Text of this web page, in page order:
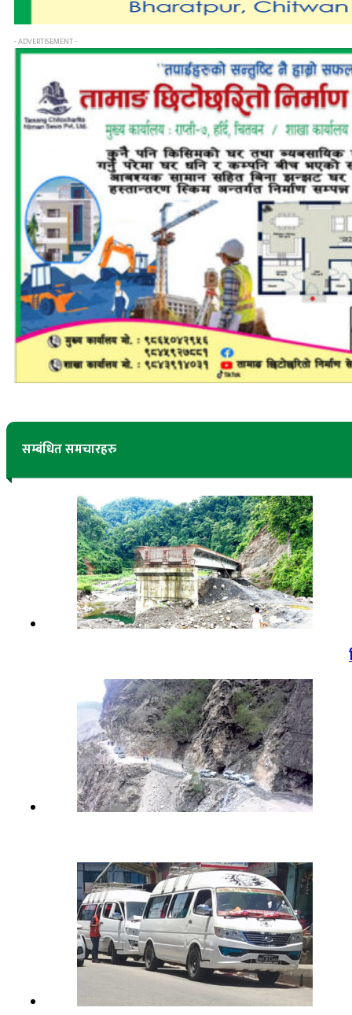
- ADVERTISEMENT -
सम्बंधित समचारहरु